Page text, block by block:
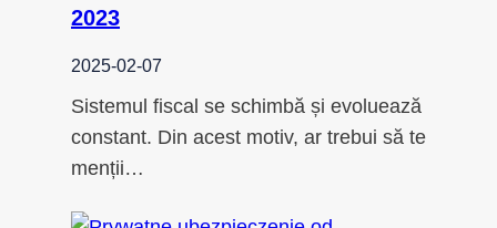
2023
2025-02-07
Sistemul fiscal se schimbă și evoluează
constant. Din acest motiv, ar trebui să te
menții…